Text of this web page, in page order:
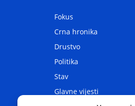
Fokus
Crna hronika
Drustvo
Politika
Stav
Glavne vijesti